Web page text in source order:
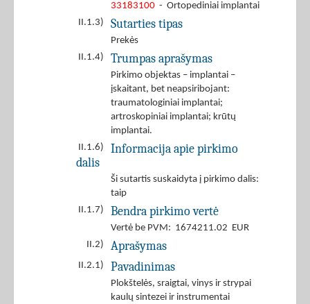
33183100 - Ortopediniai implantai
II.1.3)
Sutarties tipas
Prekės
II.1.4)
Trumpas aprašymas
Pirkimo objektas – implantai –
įskaitant, bet neapsiribojant:
traumatologiniai implantai;
artroskopiniai implantai; krūtų
implantai.
II.1.6)
Informacija apie pirkimo
dalis
Ši sutartis suskaidyta į pirkimo dalis:
taip
II.1.7)
Bendra pirkimo vertė
Vertė be PVM: 1674211.02 EUR
II.2)
Aprašymas
II.2.1) Pavadinimas
Plokštelės, sraigtai, vinys ir strypai
kaulų sintezei ir instrumentai